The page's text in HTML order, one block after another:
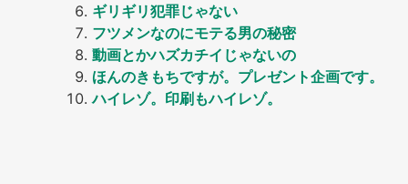
ギリギリ犯罪じゃない
フツメンなのにモテる男の秘密
動画とかハズカチイじゃないの
ほんのきもちですが。プレゼント企画です。
ハイレゾ。印刷もハイレゾ。